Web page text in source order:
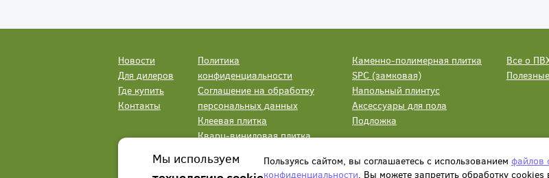
Новости
Для дилеров
Где купить
Контакты
Политика
конфиденциальности
Соглашение на обработку
персональных данных
Клеевая плитка
Кварц-виниловая плитка
Каменно-полимерная плитка
SPC (замковая)
Напольный плинтус
Аксессуары для пола
Подложка
Все о
Мы используем
Пользуясь сайтом, вы соглашаетесь с использованием файлов
конфиденциальности. Вы можете запретить обработку сookies